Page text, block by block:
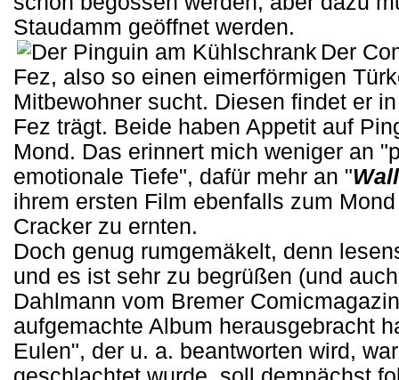
Staudamm geöffnet werden.
Der
Fez, also so einen eimerförmigen
Mitbewohner sucht. Diesen findet er
Fez trägt. Beide haben Appetit auf
Mond. Das erinnert mich weniger an
emotionale Tiefe", dafür mehr an "
ihrem ersten Film ebenfalls zum
Cracker zu ernten.
Doch genug rumgemäkelt, denn
und es ist sehr zu begrüßen (und
Dahlmann vom Bremer
aufgemachte Album herausgebracht
Eulen", der u. a. beantworten wird,